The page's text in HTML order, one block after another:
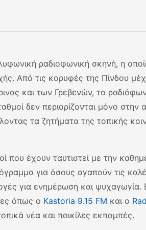
ραδιοφωνική σκηνή, η
Από τις κορυφές της Πίνδου
και των Γρεβενών, το
δεν περιορίζονται μόνο
τα ζητήματα της τοπικής
που έχουν ταυτιστεί με την
για όσους αγαπούν τις
για ενημέρωση και ψυχαγωγία.
όπως ο Kastoria 9.15 FM και ο
νέα και ποικίλες εκπομπές.